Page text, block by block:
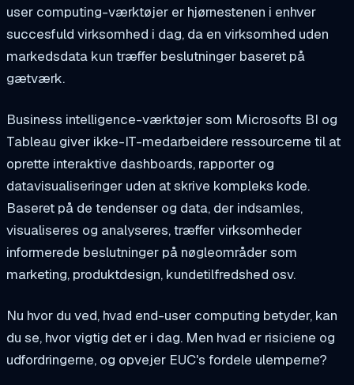
user computing-værktøjer er hjørnestenen i enhver
succesfuld virksomhed i dag, da en virksomhed uden
markedsdata kun træffer beslutninger baseret på
gætværk.
Business intelligence-værktøjer som Microsofts BI og
Tableau giver ikke-IT-medarbeidere ressourcerne til at
oprette interaktive dashboards, rapporter og
datavisualiseringer uden at skrive kompleks kode.
Baseret på de tendenser og data, der indsamles,
visualiseres og analyseres, træffer virksomheder
informerede beslutninger på nøgleområder som
marketing, produktdesign, kundetilfredshed osv.
Nu hvor du ved, hvad end-user computing betyder, kan
du se, hvor vigtig det er i dag. Men hvad er risiciene og
udfordringerne, og opvejer EUC's fordele ulemperne?